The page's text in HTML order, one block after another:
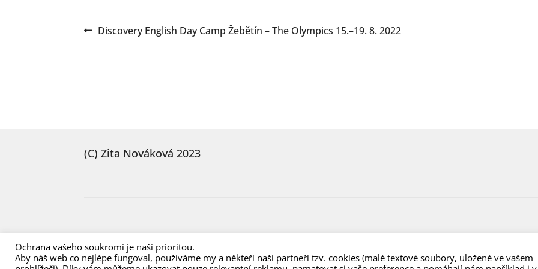
Navigace
Předchozí
Discovery English Day Camp Žebětín – The Olympics 15.–19. 8. 2022
(C) Zita Nováková 2023
Ochrana vašeho soukromí je naší prioritou.
Aby náš web co nejlépe fungoval, používáme my a někteří naši partneři tzv. cookies (malé textové soubory, uložené ve vašem